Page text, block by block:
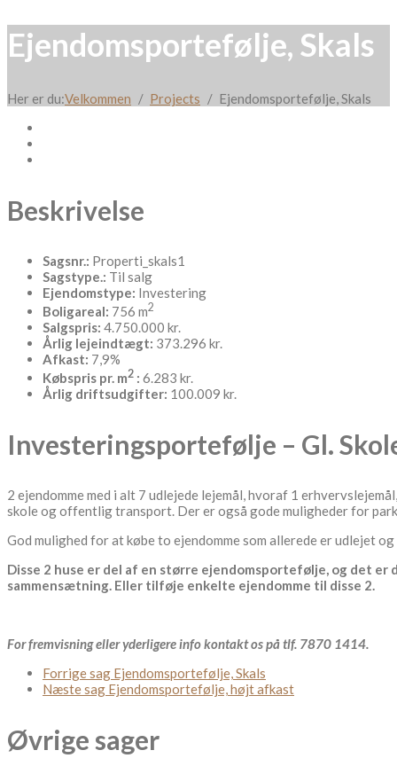
Ejendomsportefølje, Skals
Her er du:Velkommen Projects Ejendomsportefølje, Skals
Beskrivelse
Sagsnr.: Properti_skals1
Sagstype.: Til salg
Ejendomstype: Investering
Boligareal: 756 m2
Salgspris: 4.750.000 kr.
Årlig lejeindtægt: 373.296 kr.
Afkast: 7,9%
Købspris pr. m2 : 6.283 kr.
Årlig driftsudgifter: 100.009 kr.
Investeringsportefølje – Gl.
2 ejendomme med i alt 7 udlejede lejemål, hvoraf 1
skole og offentlig transport. Der er også gode muligheder for
God mulighed for at købe to ejendomme som allerede er udlejet
Disse 2 huse er del af en større ejendomsportefølje, og det
sammensætning. Eller tilføje enkelte ejendomme til disse 2.
For fremvisning eller yderligere info kontakt os på tlf. 7870 1414.
Forrige sag Ejendomsportefølje, Skals
Næste sag Ejendomsportefølje, højt afkast
Øvrige sager